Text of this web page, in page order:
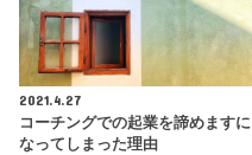
2021.4.27
コーチングでの起業を諦めますに
なってしまった理由